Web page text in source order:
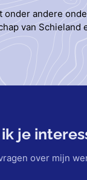
onder andere
van Schieland
je
over mijn